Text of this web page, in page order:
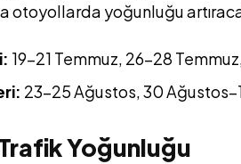
otoyollarda yoğunluğu
19–21 Temmuz, 26–28
23–25 Ağustos, 30
Yoğunluğu